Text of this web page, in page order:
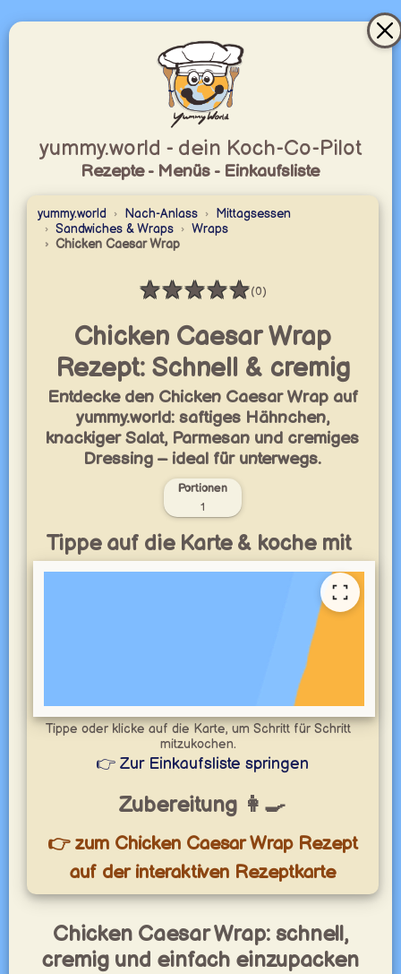
yummy.world - dein Koch-Co-Pilot
Rezepte - Menüs - Einkaufsliste
yummy.world Nach-Anlass
Mittagsessen
Sandwiches & Wraps
Wraps
Chicken Caesar Wrap
★★★★★
Bewertung: 0 / 5
(0)
Chicken Caesar Wrap
Rezept: Schnell & cremig
Entdecke den Chicken Caesar Wrap auf
yummy.world: saftiges Hähnchen,
knackiger Salat, Parmesan und cremiges
Dressing – ideal für unterwegs.
Portionen
1
Tippe auf die Karte & koche mit
Tippe oder klicke auf die Karte, um Schritt für Schritt
mitzukochen.
👉 Zur Einkaufsliste springen
Zubereitung 👩‍🍳
👉 zum Chicken Caesar Wrap Rezept
auf der interaktiven Rezeptkarte
Chicken Caesar Wrap: schnell,
cremig und einfach einzupacken